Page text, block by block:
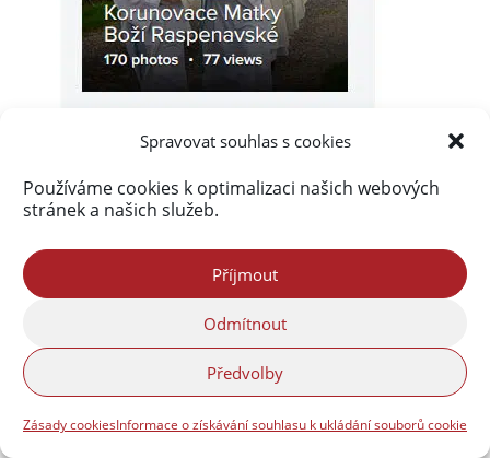
Spravovat souhlas s cookies
Používáme cookies k optimalizaci našich webových
stránek a našich služeb.
Příjmout
Odmítnout
Předvolby
Zásady cookiesInformace o získávání souhlasu k ukládání souborů cookie
Akismetzablokoval
290 228 spamů